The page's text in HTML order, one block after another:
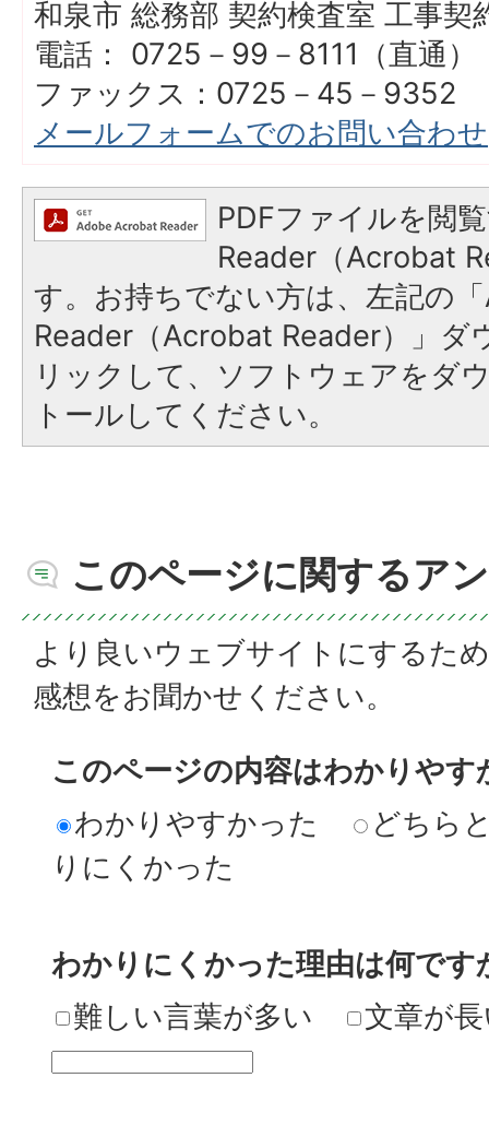
和泉市 総務部 契約検査室 工事契
電話： 0725－99－8111（直通）
ファックス：0725－45－9352
メールフォームでのお問い合わせ
PDFファイルを閲
Reader（Acrobat
す。お持ちでない方は、左記の
Reader（Acrobat Reader）」ダ
リックして、ソフトウェアをダ
トールしてください。
このページに関するア
より良いウェブサイトにするた
感想をお聞かせください。
このページの内容はわかりやす
わかりやすかった
どちら
りにくかった
わかりにくかった理由は何です
難しい言葉が多い
文章が